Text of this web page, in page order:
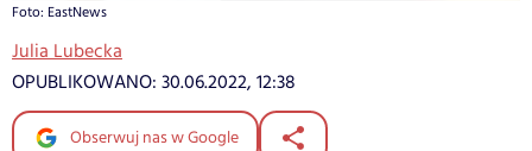
Foto: EastNews
Julia Lubecka
OPUBLIKOWANO: 30.06.2022, 12:38
Obserwuj nas w Google